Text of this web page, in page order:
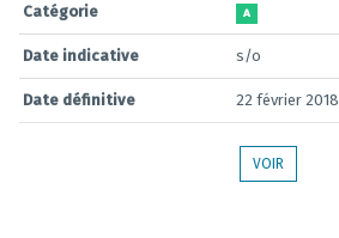
Catégorie A
Date indicative s/o
Date définitive 22 février 2018
VOIR